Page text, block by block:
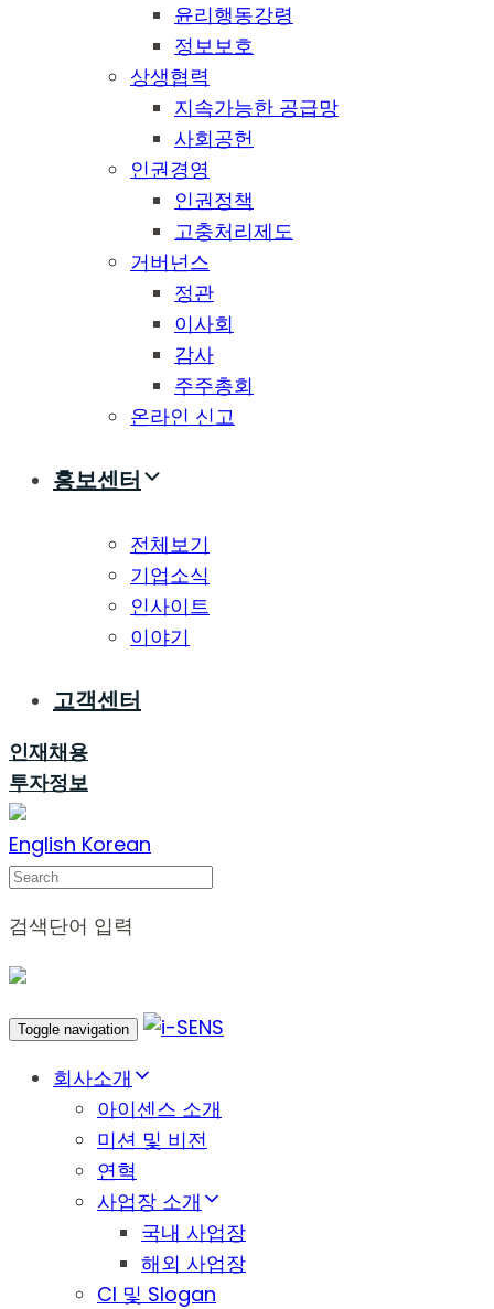
윤리행동강령
정보보호
상생협력
지속가능한 공급망
사회공헌
인권경영
인권정책
고충처리제도
거버넌스
정관
이사회
감사
주주총회
온라인 신고
홍보센터
전체보기
기업소식
인사이트
이야기
고객센터
인재채용
투자정보
English Korean
Search
검색단어 입력
Toggle navigation
회사소개
아이센스 소개
미션 및 비전
연혁
사업장 소개
국내 사업장
해외 사업장
CI 및 Slogan